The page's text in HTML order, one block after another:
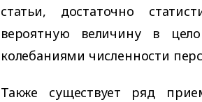
статьи, достаточно
вероятную величину в
колебаниями численности
Также существует ряд